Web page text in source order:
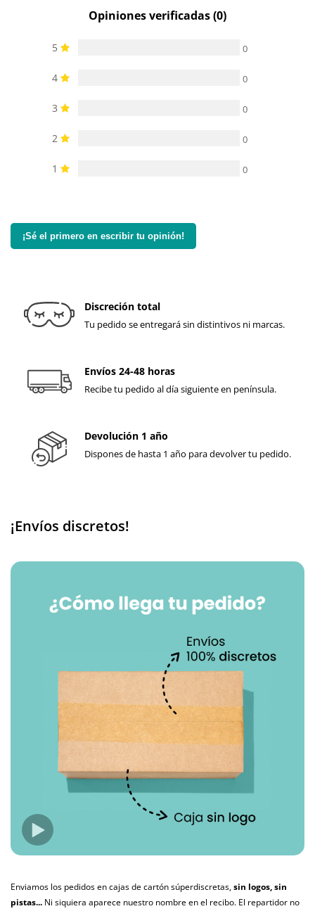
Opiniones verificadas (0)
5 0
4 0
3 0
2 0
1 0
¡Sé el primero en escribir tu opinión!
Discreción total
Tu pedido se entregará sin distintivos ni marcas.
Envíos 24-48 horas
Recibe tu pedido al día siguiente en península.
Devolución 1 año
Dispones de hasta 1 año para devolver tu pedido.
¡Envíos discretos!
Enviamos los pedidos en cajas de cartón súperdiscretas,sin logos, sin
pistas... Ni siquiera aparece nuestro nombre en el recibo. El repartidor no